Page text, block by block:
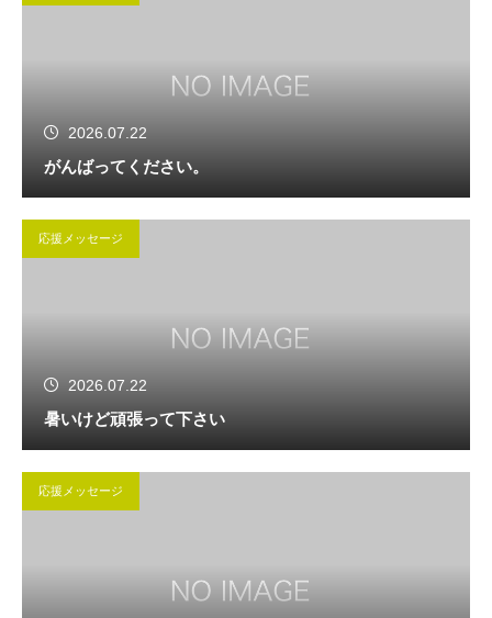
2026.07.22
がんばってください。
応援メッセージ
2026.07.22
暑いけど頑張って下さい
応援メッセージ